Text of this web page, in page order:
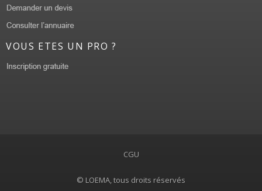
VOUS ETES UN PRO ?
CGU
© LOEMA, tous droits réservés